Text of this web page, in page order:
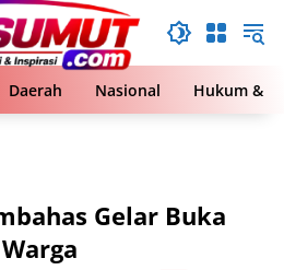
Daerah Nasional Hukum &
Gelar Buka